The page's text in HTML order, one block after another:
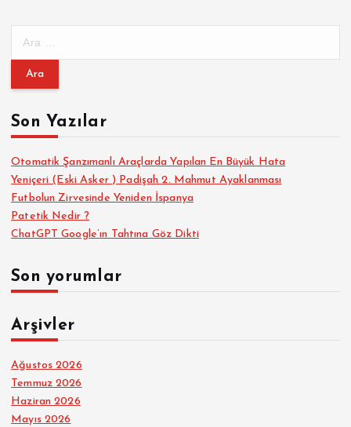
m
:Son Yazılar
Otomatik Şanzımanlı Araçlarda Yapılan En Büyük Hata
Yeniçeri (Eski Asker ) Padişah 2. Mahmut Ayaklanması
Futbolun Zirvesinde Yeniden İspanya
Patetik Nedir ?
ChatGPT Google’ın Tahtına Göz Dikti
Son yorumlar
Arşivler
Ağustos 2026
Temmuz 2026
Haziran 2026
Mayıs 2026